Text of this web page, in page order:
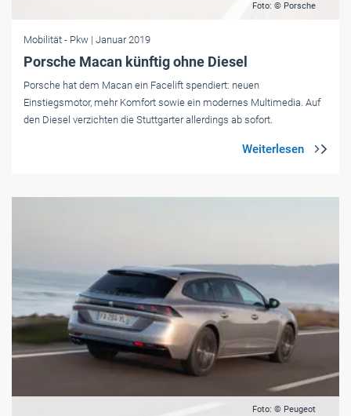
Foto: © Porsche
Mobilität - Pkw | Januar 2019
Porsche Macan künftig ohne Diesel
Porsche hat dem Macan ein Facelift spendiert: neuen
Einstiegsmotor, mehr Komfort sowie ein modernes Multimedia. Auf
den Diesel verzichten die Stuttgarter allerdings ab sofort.
Foto: © Peugeot